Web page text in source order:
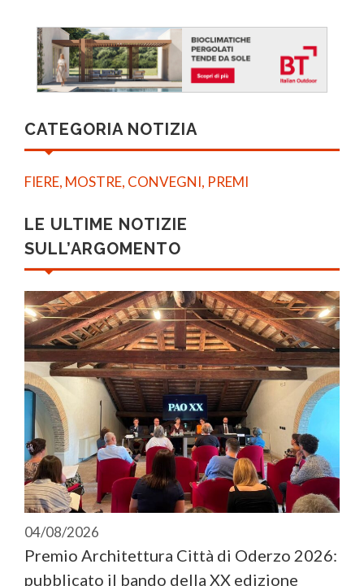
CATEGORIA NOTIZIA
FIERE, MOSTRE, CONVEGNI, PREMI
LE ULTIME NOTIZIE
SULL’ARGOMENTO
04/08/2026
Premio Architettura Città di Oderzo 2026:
pubblicato il bando della XX edizione